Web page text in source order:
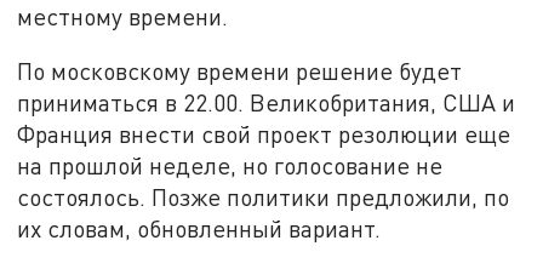
местному времени.
По московскому времени решение будет
приниматься в 22.00. Великобритания, США и
Франция внести свой проект резолюции еще
на прошлой неделе, но голосование не
состоялось. Позже политики предложили, по
их словам, обновленный вариант.